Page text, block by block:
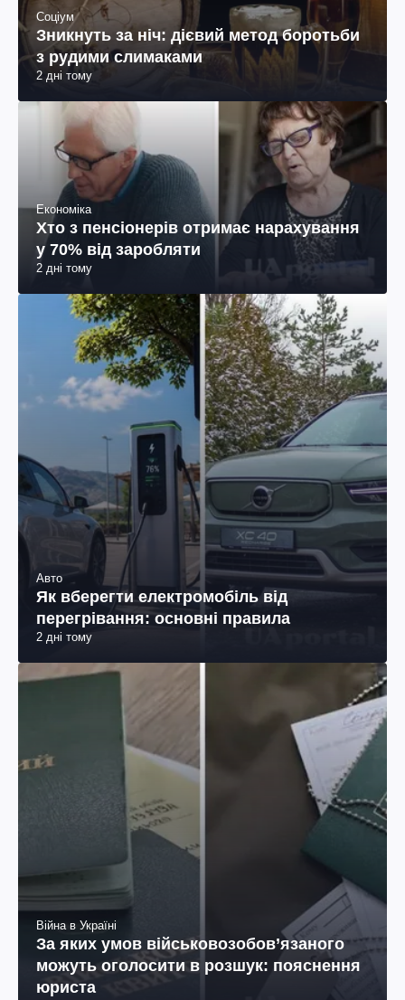
Соціум
Зникнуть за ніч: дієвий метод боротьби
з рудими слимаками
2 дні тому
Економіка
Хто з пенсіонерів отримає нарахування
у 70% від заробляти
2 дні тому
Авто
Як вберегти електромобіль від
перегрівання: основні правила
2 дні тому
Війна в Україні
За яких умов військовозобов’язаного
можуть оголосити в розшук: пояснення
юриста